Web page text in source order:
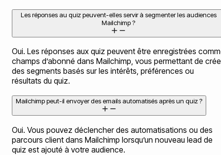
Les réponses au quiz peuvent-elles servir à segmenter les audiences
Mailchimp ?
Oui. Les réponses aux quiz peuvent être enregistrées
champs d’abonné dans Mailchimp, vous permettant de
des segments basés sur les intérêts, préférences ou
résultats du quiz.
Mailchimp peut-il envoyer des emails automatisés après un quiz ?
Oui. Vous pouvez déclencher des automatisations ou des
parcours client dans Mailchimp lorsqu’un nouveau lead de
quiz est ajouté à votre audience.